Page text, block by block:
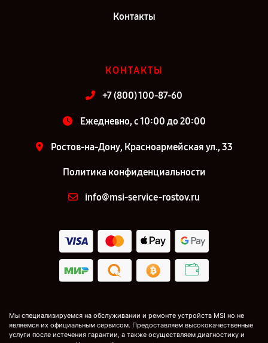
Контакты
КОНТАКТЫ
+7 (800) 100-87-60
Ежедневно, с 10:00 до 20:00
Ростов-на-Дону, Красноармейская ул., 33
Политика конфиденциальности
info@msi-service-rostov.ru
Мы специализируемся на обслуживании и ремонте устройств MSI но не
являемся их официальным сервисом. Предоставляем высококачественные
услуги после истечения гарантии, а также осуществляем диагностику и